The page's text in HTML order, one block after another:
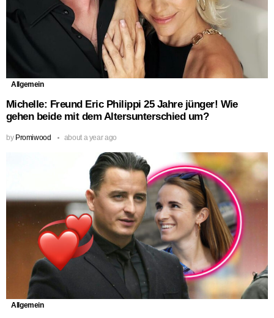
Allgemein
Michelle: Freund Eric Philippi 25 Jahre jünger! Wie
gehen beide mit dem Altersunterschied um?
by Promiwood about a year ago
Allgemein